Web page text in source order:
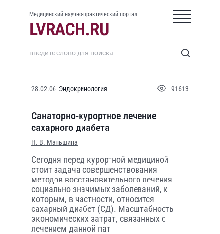
Медицинский научно-практический портал
28.02.06 Эндокринология 91613
Санаторно-курортное лечение
сахарного диабета
Н. В. Маньшина
Сегодня перед курортной медициной
стоит задача совершенствования
методов восстановительного лечения
социально значимых заболеваний, к
которым, в частности, относится
сахарный диабет (СД). Масштабность
экономических затрат, связанных с
лечением данной пат